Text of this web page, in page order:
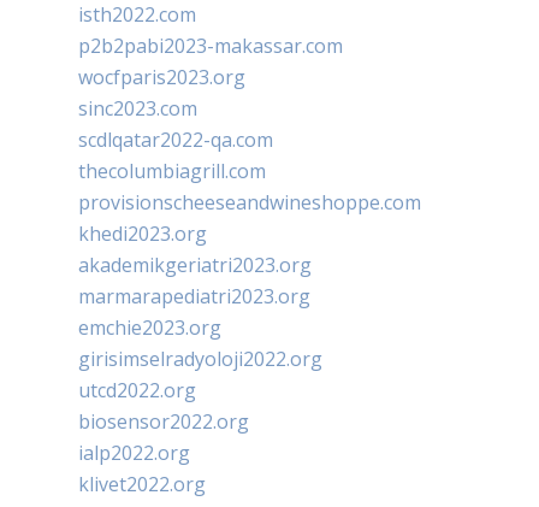
isth2022.com
p2b2pabi2023-makassar.com
wocfparis2023.org
sinc2023.com
scdlqatar2022-qa.com
thecolumbiagrill.com
provisionscheeseandwineshoppe.com
khedi2023.org
akademikgeriatri2023.org
marmarapediatri2023.org
emchie2023.org
girisimselradyoloji2022.org
utcd2022.org
biosensor2022.org
ialp2022.org
klivet2022.org